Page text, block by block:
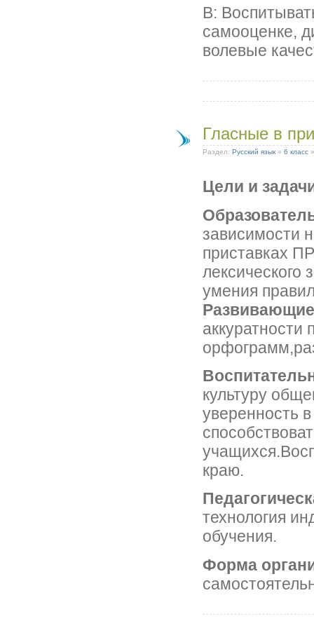
В:
самооценке,
волевые
Гласные в
Раздел: Русский язык » 6 класс
Цели и
зависимости
приставках
лексического
умения
аккуратности
культуру
уверенность
краю.
технология
обучения.
Форма